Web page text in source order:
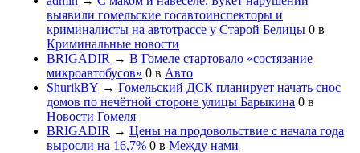
выявили гомельские госавтоинспекторы и
криминалисты на автотрассе у Старой Белицы 0 в
Криминальные новости
BRIGADIR → В Гомеле стартовало «состязание
микроавтобусов» 0 в Авто
ShurikBY → Гомельский ДСК планирует начать снос
домов по нечётной стороне улицы Барыкина 0 в
Новости Гомеля
BRIGADIR → Цены на продовольствие с начала года
выросли на 16,7% 0 в Между нами